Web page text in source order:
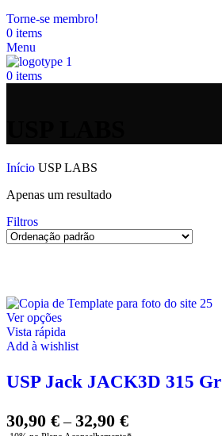
Torne-se membro!
0 items
Menu
0 items
Início USP LABS
Apenas um resultado
Filtros
Ver opções
Vista rápida
Add à wishlist
USP Jack JACK3D 315 Gr
30,90 € – 32,90 €